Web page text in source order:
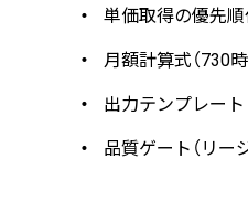
単価取得の優先順
月額計算式（730
出力テンプレート
品質ゲート（リー